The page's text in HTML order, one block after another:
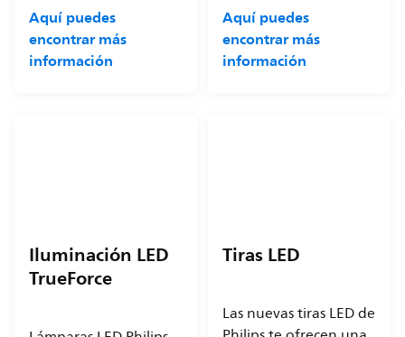
Aquí puedes
encontrar más
información
Aquí puedes
encontrar más
información
Iluminación LED
TrueForce
Tiras LED
Las nuevas tiras LED de